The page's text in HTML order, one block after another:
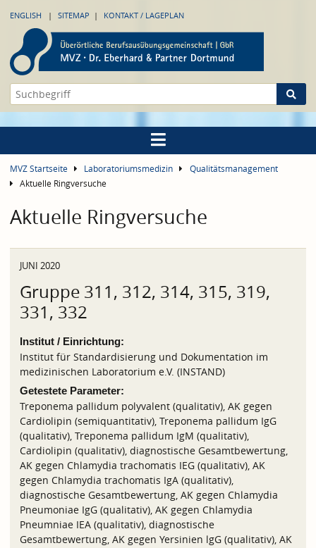
ENGLISH SITEMAP KONTAKT / LAGEPLAN
MVZ Startseite Laboratoriumsmedizin
Qualitätsmanagement
Aktuelle Ringversuche
Aktuelle Ringversuche
JUNI 2020
Gruppe 311, 312, 314, 315, 319,
331, 332
Institut / Einrichtung:
Institut für Standardisierung und Dokumentation im
medizinischen Laboratorium e.V. (INSTAND)
Getestete Parameter:
Treponema pallidum polyvalent (qualitativ), AK gegen
Cardiolipin (semiquantitativ), Treponema pallidum IgG
(qualitativ), Treponema pallidum IgM (qualitativ),
Cardiolipin (qualitativ), diagnostische Gesamtbewertung,
AK gegen Chlamydia trachomatis IEG (qualitativ), AK
gegen Chlamydia trachomatis IgA (qualitativ),
diagnostische Gesamtbewertung, AK gegen Chlamydia
Pneumoniae IgG (qualitativ), AK gegen Chlamydia
Pneumniae IEA (qualitativ), diagnostische
Gesamtbewertung, AK gegen Yersinien lgG (qualitativ), AK